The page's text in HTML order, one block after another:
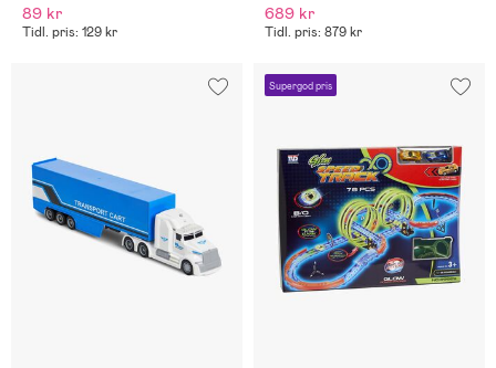
89 kr
Tidl. pris: 129 kr
689 kr
Tidl. pris: 879 kr
Supergod pris